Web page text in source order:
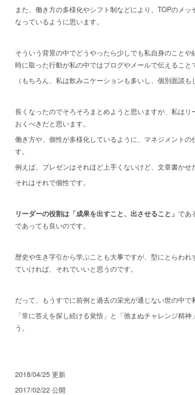
また、働き方の多様化やシフト制などにより、TOPのメ
なっているように思います。
そういう背景の中でどうやったら少しでも私自身のこと
時に取った行動が私の中ではブログやメールで伝えること
（もちろん、私は飲みニケーションも多いし、個別面談
長くなったのでそろそろまとめようと思いますが、私は
おくべきだと思います。
働き方や、個性が多様化しているように、マネジメント
す。
例えば、プレゼンはそれほど上手くないけど、文章書かせ
それはそれで個性です。
リーダーの役割は「成果を出すこと、出させること」 であ
であっても良いのです。
歴史や生き字引から学ぶことも大事ですが、型にとらわ
ていければ、それでいいと思うのです。
だって、もうすでに前例と過去の栄光が通じない世の中で
「常に答えを探し続ける覚悟」と「弛まぬチャレンジ精
う。
2018/04/25 更新
2017/02/22 公開